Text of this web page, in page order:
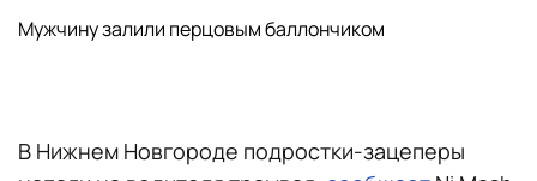
Мужчину залили перцовым баллончиком
В Нижнем Новгороде подростки-зацеперы